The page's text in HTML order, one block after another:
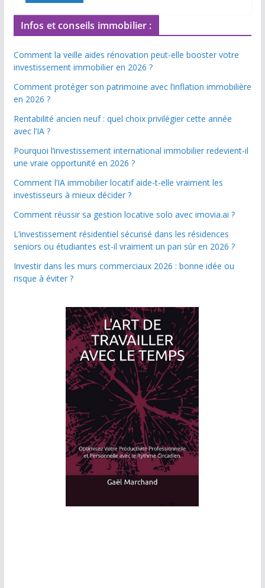
Infos et conseils immobilier :
Comment la veille aides rénovation peut-elle booster votre
investissement immobilier en 2026 ?
Comment protéger son patrimoine avec l’inflation immobilière
en 2026 ?
Rentabilité ancien neuf : quel choix privilégier cette année
avec l’IA ?
Pourquoi l’investissement international immobilier redevient-il
une vraie opportunité en 2026 ?
Comment l’IA immobilier locatif aide-t-elle vraiment les
investisseurs à mieux décider ?
Comment réussir sa gestion locative solo avec imovia.ai ?
L’investissement résidentiel sécurisé dans les résidences
seniors ou étudiantes est-il vraiment un pari sûr en 2026 ?
Investir dans les murs commerciaux 2026 : bonne idée ou
risque à éviter ?